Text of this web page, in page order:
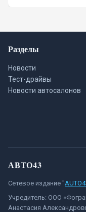
Разделы
Новости
Тест-драйвы
Новости автосалонов
АВТО43
Сетевое издание "
Учредитель: ООО
Анастасия